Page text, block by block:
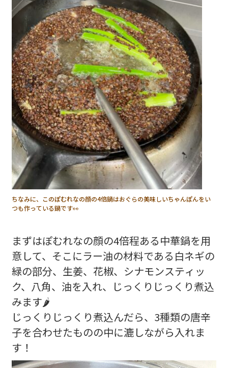
ちなみに、このぽむれなの顔の4倍鍋はおぐらの美味しいちゃんぽんをい
つも作っている鍋です👀
まずはぽむれなの顔の4倍程ある中華鍋を用
意して、そこにラー油の材料である白ネギの
緑の部分、生姜、花椒、シナモンスティッ
ク、八角、油を入れ、じっくりじっくり煮込
みます🌶
じっくりじっくり煮込んだら、3種類の唐辛
子を合わせたものの中に漉しながら入れま
す！